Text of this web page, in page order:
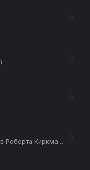
☆
☆
☆
Секретная история комиксов Роберта Киркмана (Испытания Супермена) (12+)
☆